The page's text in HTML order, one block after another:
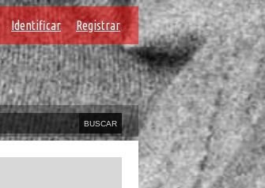
Identificar Registrar